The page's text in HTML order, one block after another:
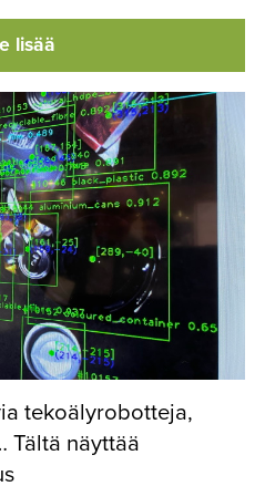
lisää
tekoälyrobotteja,
näyttää